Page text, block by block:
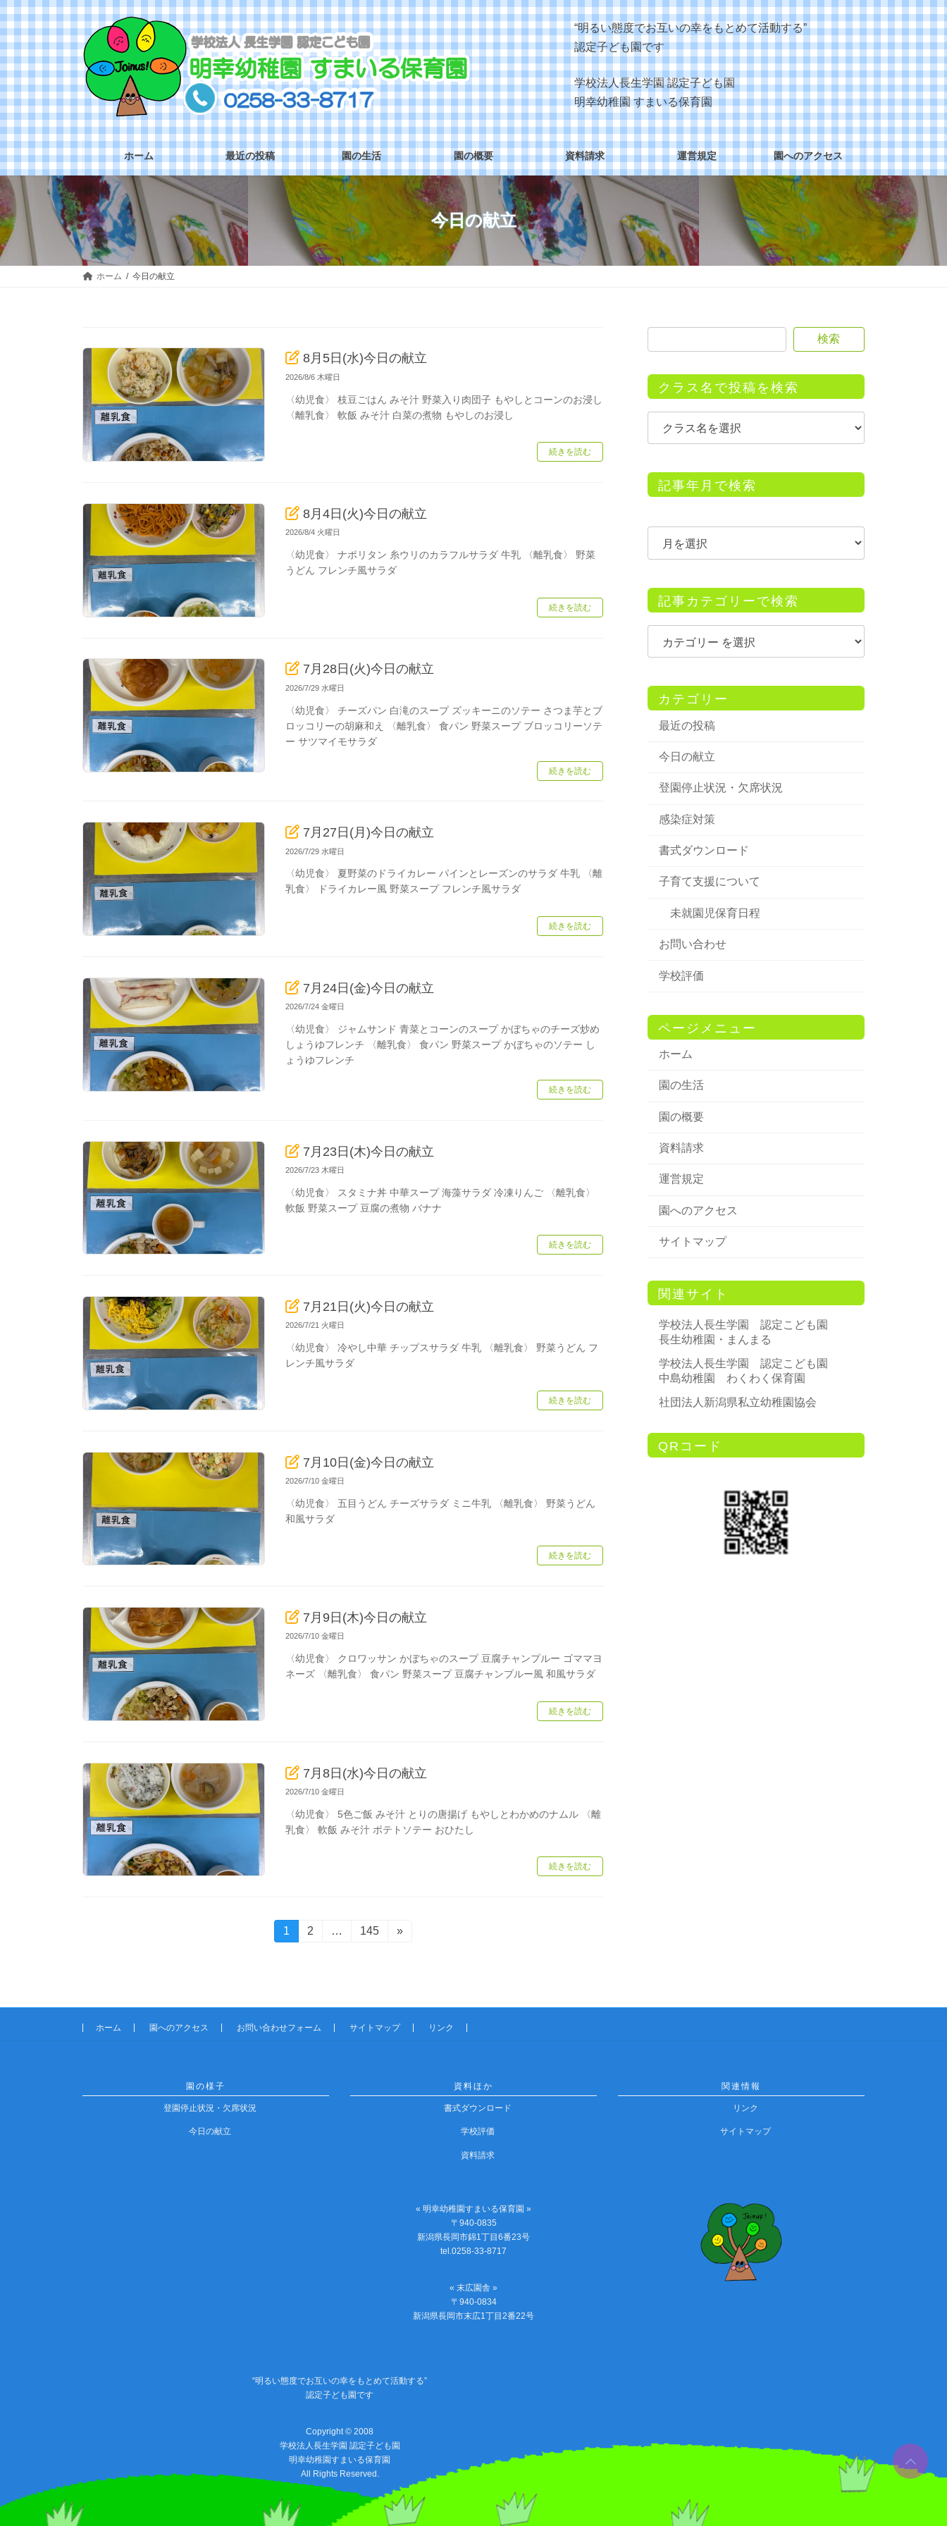
コ
ン
テ
ン
ツ
へ
ス
キ
ッ
プ
ナ
ビ
ゲ
ー
シ
ョ
ン
に
移
動
“明るい態度でお互いの幸をもとめて活動する”
認定子ども園です
学校法人長生学園 認定子ども園
明幸幼稚園 すまいる保育園
ホーム 最近の投稿 園の生活 園の概要 資料請求 運営規定 園へのアクセス
今日の献立
ホーム 今日の献立
8月5日(水)今日の献立
2026/8/6 木曜日
〈幼児食〉 枝豆ごはん みそ汁 野菜入り肉団子 もやしとコーンのお浸し
〈離乳食〉 軟飯 みそ汁 白菜の煮物 もやしのお浸し
続きを読む
8月4日(火)今日の献立
2026/8/4 火曜日
〈幼児食〉 ナポリタン 糸ウリのカラフルサラダ 牛乳 〈離乳食〉 野菜
うどん フレンチ風サラダ
続きを読む
7月28日(火)今日の献立
2026/7/29 水曜日
〈幼児食〉 チーズパン 白滝のスープ ズッキーニのソテー さつま芋とブ
ロッコリーの胡麻和え 〈離乳食〉 食パン 野菜スープ ブロッコリーソテ
ー サツマイモサラダ
続きを読む
7月27日(月)今日の献立
2026/7/29 水曜日
〈幼児食〉 夏野菜のドライカレー パインとレーズンのサラダ 牛乳 〈離
乳食〉 ドライカレー風 野菜スープ フレンチ風サラダ
続きを読む
7月24日(金)今日の献立
2026/7/24 金曜日
〈幼児食〉 ジャムサンド 青菜とコーンのスープ かぼちゃのチーズ炒め
しょうゆフレンチ 〈離乳食〉 食パン 野菜スープ かぼちゃのソテー し
ょうゆフレンチ
続きを読む
7月23日(木)今日の献立
2026/7/23 木曜日
〈幼児食〉 スタミナ丼 中華スープ 海藻サラダ 冷凍りんご 〈離乳食〉
軟飯 野菜スープ 豆腐の煮物 バナナ
続きを読む
7月21日(火)今日の献立
2026/7/21 火曜日
〈幼児食〉 冷やし中華 チップスサラダ 牛乳 〈離乳食〉 野菜うどん フ
レンチ風サラダ
続きを読む
7月10日(金)今日の献立
2026/7/10 金曜日
〈幼児食〉 五目うどん チーズサラダ ミニ牛乳 〈離乳食〉 野菜うどん
和風サラダ
続きを読む
7月9日(木)今日の献立
2026/7/10 金曜日
〈幼児食〉 クロワッサン かぼちゃのスープ 豆腐チャンプルー ゴママヨ
ネーズ 〈離乳食〉 食パン 野菜スープ 豆腐チャンプルー風 和風サラダ
続きを読む
7月8日(水)今日の献立
2026/7/10 金曜日
〈幼児食〉 5色ご飯 みそ汁 とりの唐揚げ もやしとわかめのナムル 〈離
乳食〉 軟飯 みそ汁 ポテトソテー おひたし
続きを読む
ペ
送
固
定
1
固
2 …
固
145 »
検索
クラス名で投稿を検索
記事年月で検索
記事カテゴリーで検索
カテゴリー
最近の投稿
今日の献立
登園停止状況・欠席状況
感染症対策
書式ダウンロード
子育て支援について
未就園児保育日程
お問い合わせ
学校評価
ページメニュー
ホーム
園の生活
園の概要
資料請求
運営規定
園へのアクセス
サイトマップ
関連サイト
学校法人長生学園 認定こども園
長生幼稚園・まんまる
学校法人長生学園 認定こども園
中島幼稚園 わくわく保育園
社団法人新潟県私立幼稚園協会
QRコード
ホーム 園へのアクセス お問い合わせフォーム サイトマップ リンク
園の様子
登園停止状況・欠席状況
今日の献立
資料ほか
書式ダウンロード
学校評価
資料請求
関連情報
リンク
サイトマップ
« 明幸幼稚園すまいる保育園 »
〒940-0835
新潟県長岡市錦1丁目6番23号
tel.0258-33-8717
« 末広園舎 »
〒940-0834
新潟県長岡市末広1丁目2番22号
“明るい態度でお互いの幸をもとめて活動する”
認定子ども園です
Copyright © 2008
学校法人長生学園 認定子ども園
明幸幼稚園すまいる保育園
All Rights Reserved.
PAGE
TOP